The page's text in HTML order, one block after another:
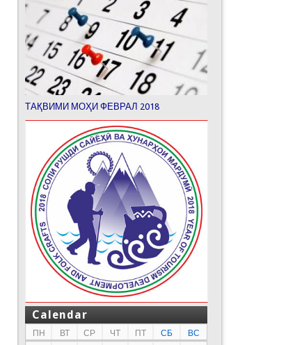
ТАҚВИМИ МОҲИ ФЕВРАЛ 2018
Calendar
ПН ВТ СР ЧТ ПТ СБ
ВС